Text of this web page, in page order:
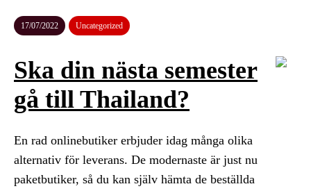
17/07/2022 Uncategorized
Ska din nästa semester
gå till Thailand?
En rad onlinebutiker erbjuder idag många olika
alternativ för leverans. De modernaste är just nu
paketbutiker, så du kan själv hämta de beställda